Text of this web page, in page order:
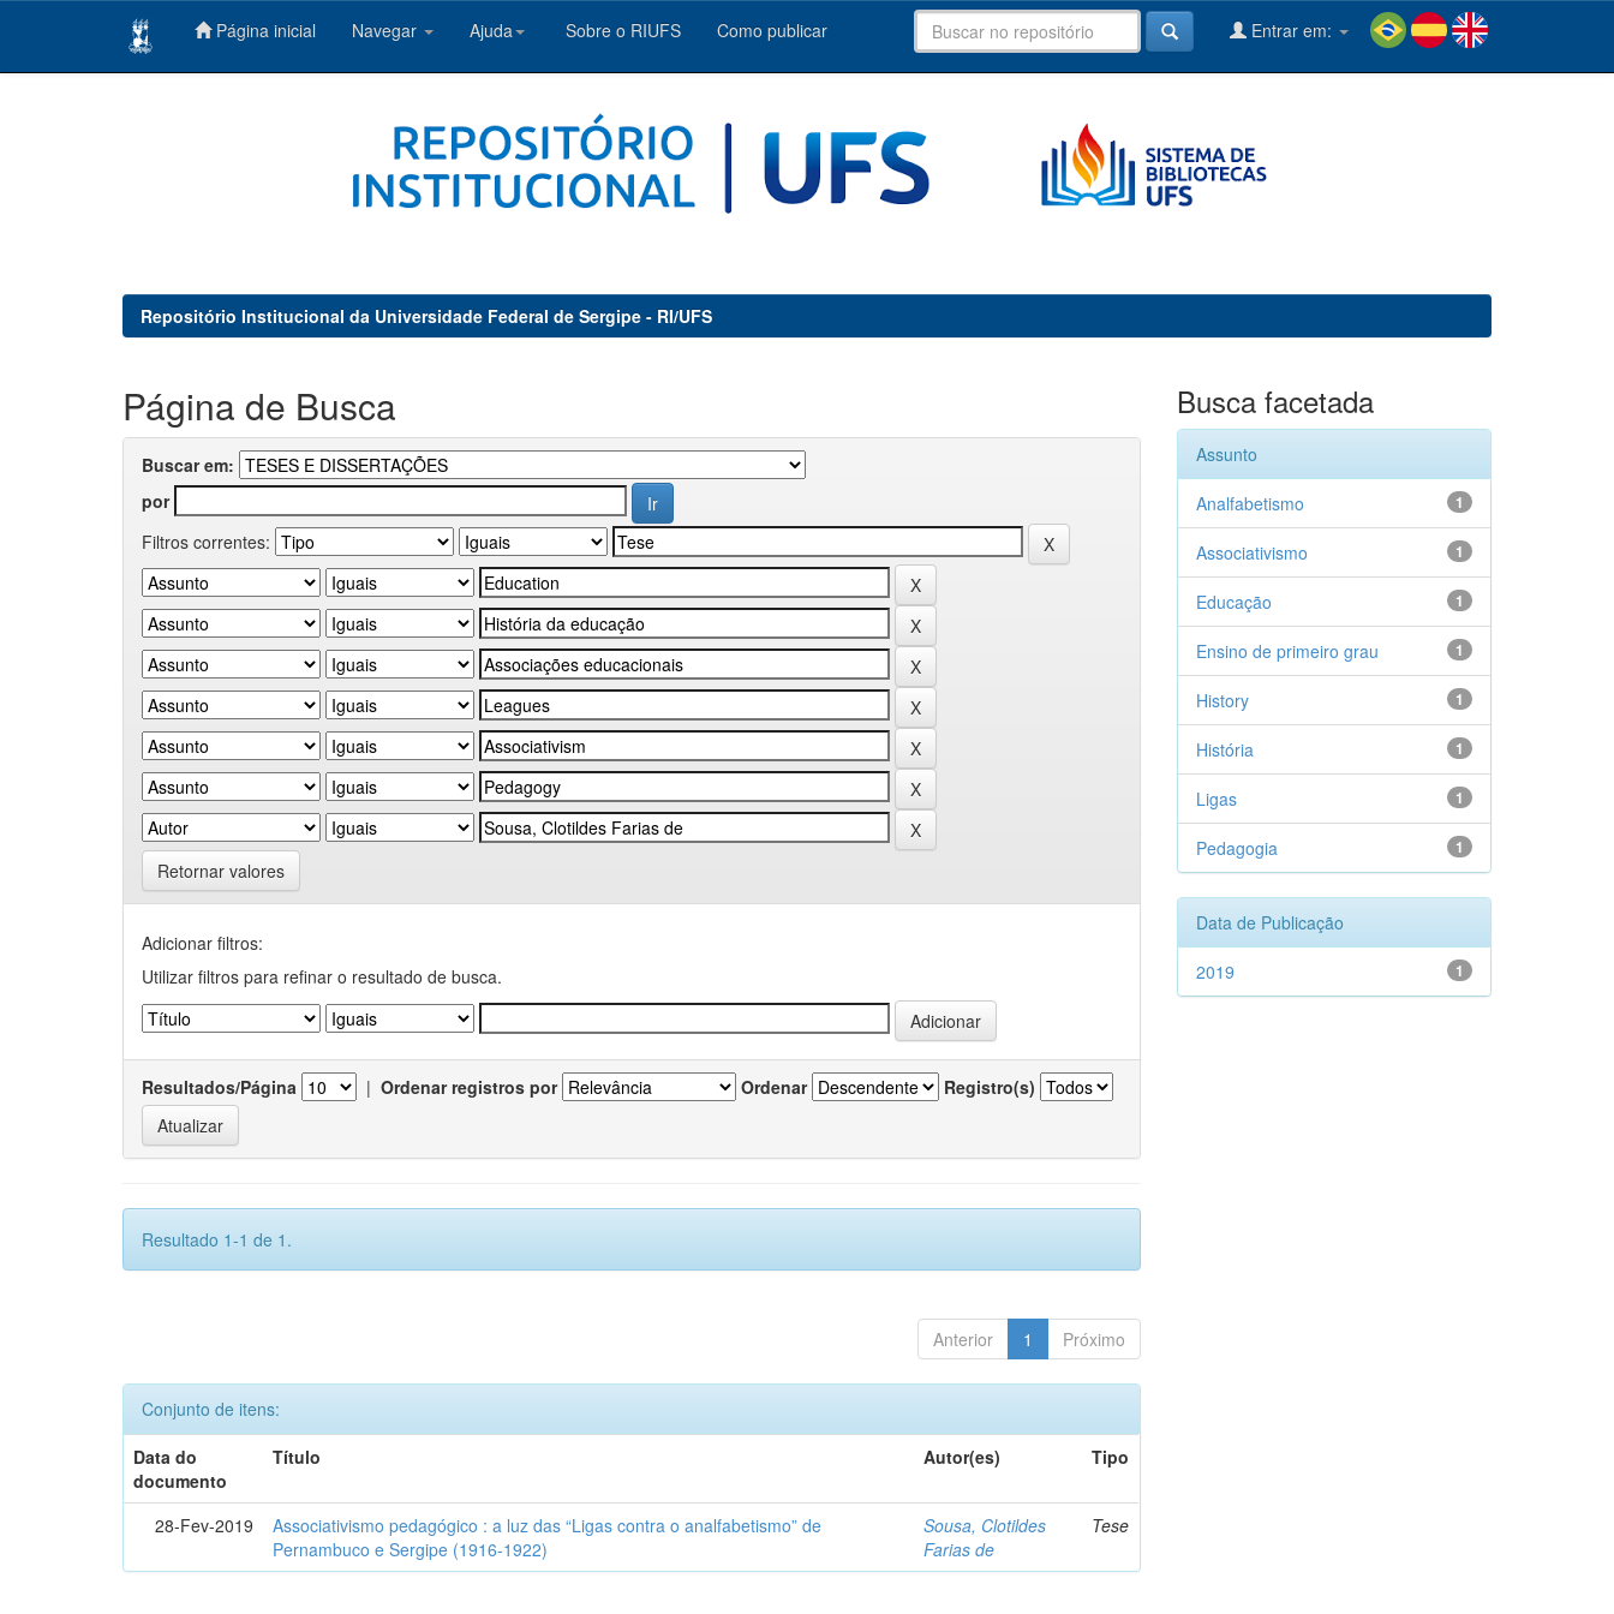
Página inicial Navegar Ajuda Sobre o RIUFS Como publicar Entrar em:
Repositório Institucional da Universidade Federal de Sergipe - RI/UFS
Página de Busca
Buscar em:
por
Filtros correntes:
Retornar valores
Adicionar filtros:
Utilizar filtros para refinar o resultado de busca.
Resultados/Página | Ordenar registros por Ordenar Registro(s)
Resultado 1-1 de 1.
Anterior 1 Próximo
Conjunto de itens:
Data do
documento
Título Autor(es) Tipo
28-Fev-2019
Associativismo pedagógico : a luz das “Ligas contra o analfabetismo” de
Pernambuco e Sergipe (1916-1922)
Sousa, Clotildes
Farias de
Tese
Busca facetada
Assunto
1
Analfabetismo
1
Associativismo
1
Educação
1
Ensino de primeiro grau
1
History
1
História
1
Ligas
1
Pedagogia
Data de Publicação
1
2019